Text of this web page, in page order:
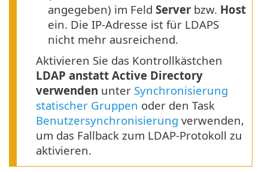
angegeben) im Feld Server bzw. Host
ein. Die IP-Adresse ist für LDAPS
nicht mehr ausreichend.
Aktivieren Sie das Kontrollkästchen
LDAP anstatt Active Directory
verwenden unter Synchronisierung
statischer Gruppen oder den Task
Benutzersynchronisierung verwenden,
um das Fallback zum LDAP-Protokoll zu
aktivieren.